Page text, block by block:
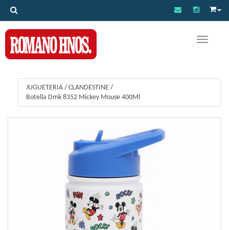
Toggle
JUGUETERIA / CLANDESTINE /
Botella Dmk 8352 Mickey Mouse 400Ml